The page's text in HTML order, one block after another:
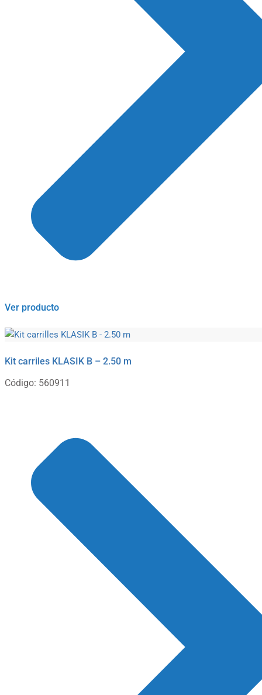
Ver producto
Kit carriles KLASIK B – 2.50 m
Código: 560911